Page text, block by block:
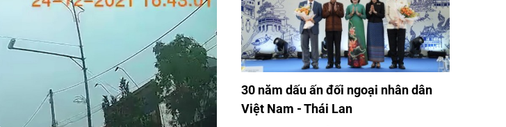
30 năm dấu ấn đối ngoại nhân dân
Việt Nam - Thái Lan